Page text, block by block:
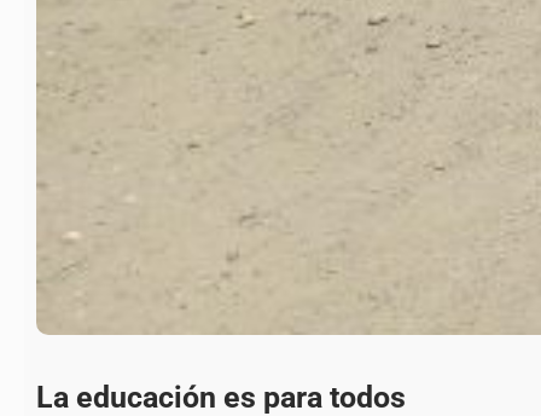
La educación es para todos